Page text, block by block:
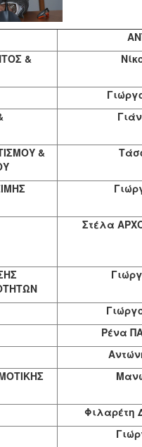
&
&
Στέλα
Ρένα
Φιλαρέτη